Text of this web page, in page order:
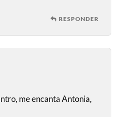
RESPONDER
me encanta Antonia,